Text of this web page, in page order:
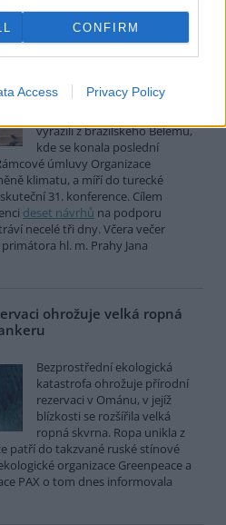
CONFIRM
Access Privacy Policy
štafety, míří na
Do Prahy dnes dorazili jezdci
mezinárodní cyklistické štafety
vyrazili z brazilského Belému,
kde se konala poslední
úmluvy Organizace
klimatu, a míří do turecké
31. konference. Cílem
deset návrhů na podporu
necelé tři dny. Včera večer
hl. m. Prahy Jana
ohrožuje velká ropná
Bezprostřední ekologická
katastrofa ohrožuje přírodní
rezervaci v Ománu, v jejíž
blízkosti se rozšířila velká
ropná skvrna. Ropa unikla z
patří do takzvané ruské stínové
organizace Greenpeace a
PAX o tom dnes informovala